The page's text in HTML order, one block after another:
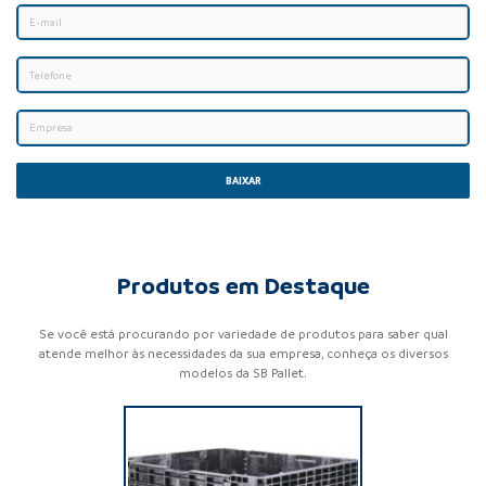
BAIXAR
Produtos em Destaque
Se você está procurando por variedade de produtos para saber qual
atende melhor às necessidades da sua empresa, conheça os diversos
modelos da SB Pallet.